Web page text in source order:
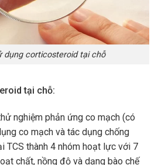
dụng corticosteroid tại chỗ
tại chỗ:
nghiệm phản ứng co mạch (có
co mạch và tác dụng chống
TCS thành 4 nhóm hoạt lực với 7
chất, nồng độ và dạng bào chế